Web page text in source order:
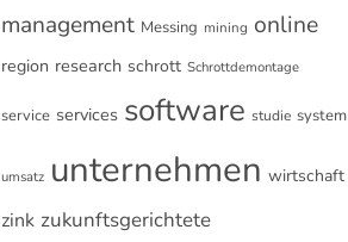
management Messing mining online
region research schrott Schrottdemontage
service services software studie system
umsatz unternehmen wirtschaft
zink zukunftsgerichtete